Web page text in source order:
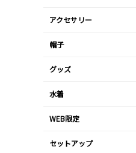
アクセサリー
帽子
グッズ
水着
WEB限定
セットアップ